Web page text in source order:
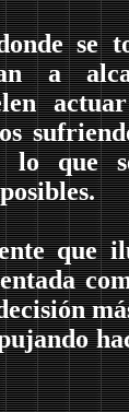
se
a
lo que
que